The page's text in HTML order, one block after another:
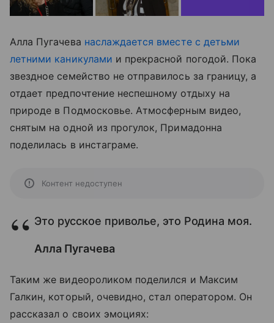
Алла Пугачева наслаждается вместе с детьми
летними каникулами и прекрасной погодой. Пока
звездное семейство не отправилось за границу, а
отдает предпочтение неспешному отдыху на
природе в Подмосковье. Атмосферным видео,
снятым на одной из прогулок, Примадонна
поделилась в инстаграме.
Контент недоступен
Это русское приволье, это Родина моя.
Алла Пугачева
Таким же видеороликом поделился и Максим
Галкин, который, очевидно, стал оператором. Он
рассказал о своих эмоциях: